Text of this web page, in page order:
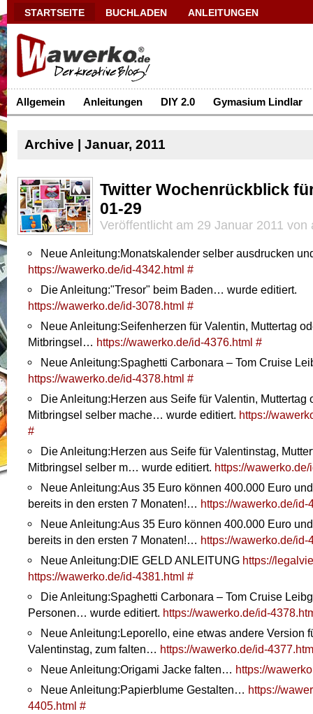
STARTSEITE BUCHLADEN ANLEITUNGEN
Allgemein Anleitungen DIY 2.0 Gymasium Lindlar
Archive | Januar, 2011
Twitter Wochenrückblick
01-29
Veröffentlicht am 29 Januar 2011 von
Neue Anleitung:Monatskalender selber ausdrucken
https://wawerko.de/id-4342.html #
Die Anleitung:"Tresor" beim Baden… wurde editiert.
https://wawerko.de/id-3078.html #
Neue Anleitung:Seifenherzen für Valentin, Muttertag
Mitbringsel… https://wawerko.de/id-4376.html #
Neue Anleitung:Spaghetti Carbonara – Tom Cruise
https://wawerko.de/id-4378.html #
Die Anleitung:Herzen aus Seife für Valentin, Muttertag
Mitbringsel selber mache… wurde editiert. https://
#
Die Anleitung:Herzen aus Seife für Valentinstag,
Mitbringsel selber m… wurde editiert. https://
Neue Anleitung:Aus 35 Euro können 400.000 Euro
bereits in den ersten 7 Monaten!… https://wawerko.de/id-
Neue Anleitung:Aus 35 Euro können 400.000 Euro
bereits in den ersten 7 Monaten!… https://wawerko.de/id-
Neue Anleitung:DIE GELD ANLEITUNG https://
https://wawerko.de/id-4381.html #
Die Anleitung:Spaghetti Carbonara – Tom Cruise
Personen… wurde editiert. https://wawerko.de/id-
Neue Anleitung:Leporello, eine etwas andere Version
Valentinstag, zum falten… https://wawerko.de/id-
Neue Anleitung:Origami Jacke falten… https://
Neue Anleitung:Papierblume Gestalten… https://
4405.html #